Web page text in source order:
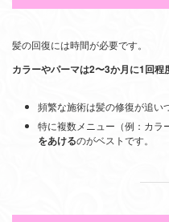
髪の回復には時間が必要です。
カラーやパーマは2〜3か月に1回程
頻繁な施術は髪の修復が追い
特に複数メニュー（例：カラ
をあけるのがベストです。